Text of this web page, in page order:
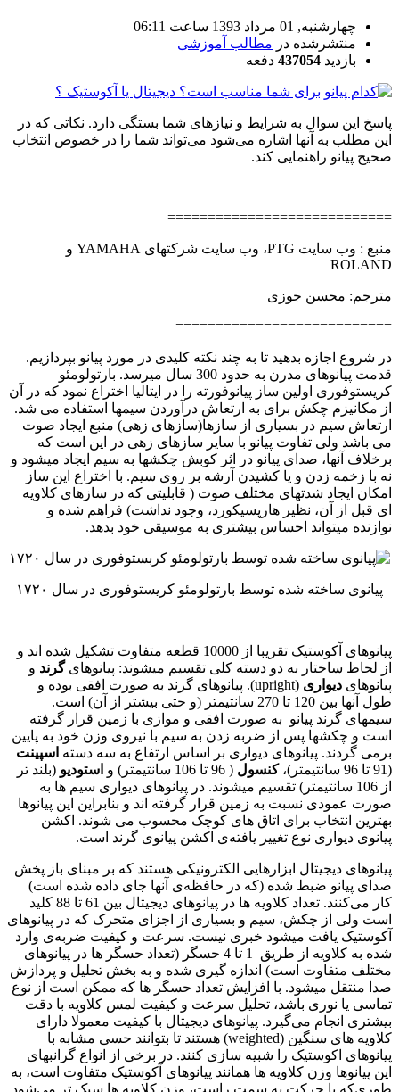
چهارشنبه, 01 مرداد 1393 ساعت 06:11
منتشرشده در مطالب آموزشی
بازدید 437054 دفعه
پاسخ این سوال به شرایط و نیازهای شما بستگی دارد. نکاتی که در
این مطلب به آنها اشاره می‌شود می‌تواند شما را در خصوص انتخاب
صحیح پیانو راهنمایی کند.
============================
منبع : وب سایت PTG، وب سایت شرکتهای YAMAHA و
ROLAND
مترجم: محسن جوزی
===========================
در شروع اجازه بدهید تا به چند نکته کلیدی در مورد پیانو بپردازیم.
قدمت پیانوهای مدرن به حدود 300 سال میرسد. بارتولومئو
کریستوفوری اولین ساز پیانوفورته را در ایتالیا اختراع نمود که در آن
از مکانیزم چکش برای به ارتعاش درآوردن سیمها استفاده می شد.
ارتعاش سیم در بسیاری از سازها(سازهای زهی) منبع ایجاد صوت
می باشد ولی تفاوت پیانو با سایر سازهای زهی در این است که
برخلاف آنها، صدای پیانو در اثر کوبش چکشها به سیم ایجاد میشود و
نه با زخمه زدن و یا کشیدن آرشه بر روی سیم. با اختراع این ساز
امکان ایجاد شدتهای مختلف صوت ( قابلیتی که در سازهای کلاویه
ای قبل از آن، نظیر هارپسیکورد، وجود نداشت) فراهم شده و
نوازنده میتواند احساس بیشتری به موسیقی خود بدهد.
پیانوی ساخته شده توسط بارتولومئو کریستوفوری در سال ۱۷۲۰
پیانوهای آکوستیک تقریبا از 10000 قطعه متفاوت تشکیل شده اند و
از لحاظ ساختار به دو دسته کلی تقسیم میشوند: پیانوهایگرند و
پیانوهای دیواری
(upright). پیانوهای گرند به صورت افقی بوده و
طول آنها بین 120 تا 270 سانتیمتر (و حتی بیشتر از آن) است.
سیمهای گرند پیانو به صورت افقی و موازی با زمین قرار گرفته
است و چکشها پس از ضربه زدن به سیم با نیروی وزن خود به پایین
برمی گردند. پیانوهای دیواری بر اساس ارتفاع به سه دسته اسپینت
(91 تا 96 سانتیمتر)،
کنسول ( 96 تا 106 سانتیمتر) و استودیو (بلند تر
از 106 سانتیمتر) تقسیم میشوند. در پیانوهای دیواری سیم ها به
صورت عمودی نسبت به زمین قرار گرفته اند و بنابراین این پیانوها
بهترین انتخاب برای اتاق های کوچک محسوب می شوند. اكشن
پیانوی دیواری نوع تغییر یافته‌ی اکشن پیانوی گرند است.
پیانوهای دیجیتال ابزارهایی الکترونیکی هستند که بر مبنای باز پخش
صدای پیانو ضبط شده (که در حافظه‌ی آنها جای داده شده است)
کار می‌کنند. تعداد کلاویه ها در پیانوهای دیجیتال بین 61 تا 88 کلید
است ولی از چکش، سیم و بسیاری از اجزای متحرک که در پیانوهای
آکوستیک یافت میشود خبری نیست. سرعت و كیفیت ضربه‌ی وارد
شده به کلاویه از طریق 1 تا 4 حسگر (‌تعداد حسگر ها در پیانوهای
مختلف متفاوت است) اندازه گیری شده و به بخش تحلیل و پردازش
صدا منتقل میشود. با افزایش تعداد حسگر ها كه ممكن است از نوع
تماسی یا نوری باشد،‌ تحلیل سرعت و كیفیت لمس كلاویه با دقت
بیشتری انجام می‌گیرد. پیانوهای دیجیتال با کیفیت معمولا دارای
کلاویه های سنگین (weighted) هستند تا بتوانند حسی مشابه با
پیانوهای اکوستیک را شبیه سازی كنند. در برخی از انواع گرانبهای
این پیانوها وزن کلاویه ها همانند پیانوهای آکوستیک متفاوت است، به
طوری‌که با حرکت به سمت راست، وزن کلاویه ها سبک تر می‌شود.